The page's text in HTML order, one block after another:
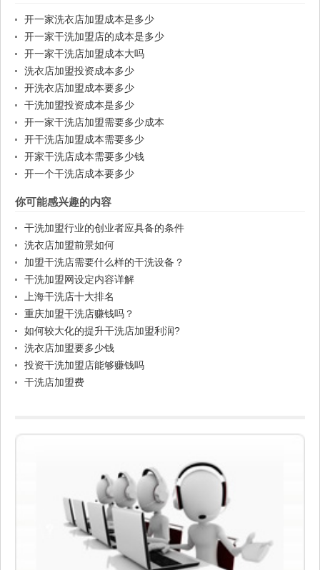
开一家洗衣店加盟成本是多少
开一家干洗加盟店的成本是多少
开一家干洗店加盟成本大吗
洗衣店加盟投资成本多少
开洗衣店加盟成本要多少
干洗加盟投资成本是多少
开一家干洗店加盟需要多少成本
开干洗店加盟成本需要多少
开家干洗店成本需要多少钱
开一个干洗店成本要多少
你可能感兴趣的内容
干洗加盟行业的创业者应具备的条件
洗衣店加盟前景如何
加盟干洗店需要什么样的干洗设备？
干洗加盟网设定内容详解
上海干洗店十大排名
重庆加盟干洗店赚钱吗？
如何较大化的提升干洗店加盟利润?
洗衣店加盟要多少钱
投资干洗加盟店能够赚钱吗
干洗店加盟费